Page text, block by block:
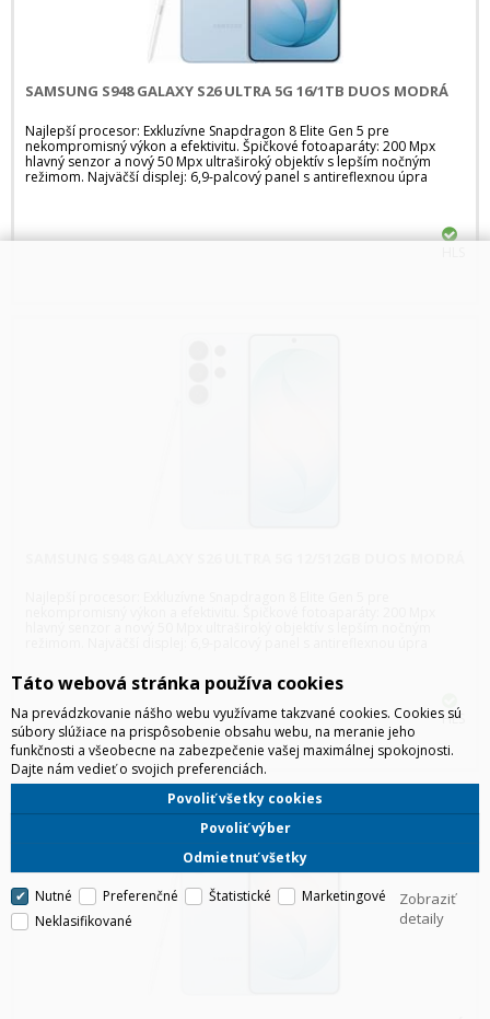
SAMSUNG S948 GALAXY S26 ULTRA 5G 16/1TB DUOS MODRÁ
Najlepší procesor: Exkluzívne Snapdragon 8 Elite Gen 5 pre
nekompromisný výkon a efektivitu. Špičkové fotoaparáty: 200 Mpx
hlavný senzor a nový 50 Mpx ultraširoký objektív s lepším nočným
režimom. Najväčší displej: 6,9-palcový panel s antireflexnou úpra
HLS
Táto webová stránka používa cookies
Na prevádzkovanie nášho webu využívame takzvané cookies. Cookies sú
súbory slúžiace na prispôsobenie obsahu webu, na meranie jeho
funkčnosti a všeobecne na zabezpečenie vašej maximálnej spokojnosti.
Dajte nám vedieť o svojich preferenciách.
Odmietnuť všetky
Povoliť výber
Povoliť všetky cookies
Nutné Preferenčné Štatistické
Marketingové
Neklasifikované
Zobraziť
detaily